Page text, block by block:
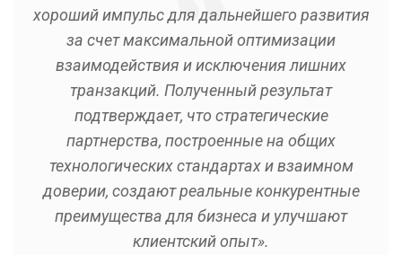
хороший импульс для дальнейшего развития
за счет максимальной оптимизации
взаимодействия и исключения лишних
транзакций. Полученный результат
подтверждает, что стратегические
партнерства, построенные на общих
технологических стандартах и взаимном
доверии, создают реальные конкурентные
преимущества для бизнеса и улучшают
клиентский опыт».